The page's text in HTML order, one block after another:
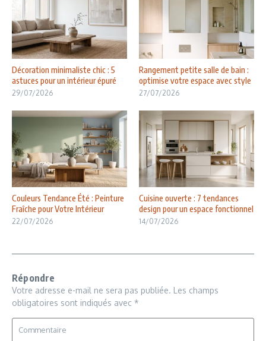
Décoration minimaliste chic : 5
astuces pour un intérieur épuré
29/07/2026
Rangement petite salle de bain :
optimise votre espace avec style
27/07/2026
Couleurs Tendance Été : Peinture
Fraîche pour Votre Intérieur
22/07/2026
Cuisine ouverte : 7 tendances
design pour un espace fonctionnel
14/07/2026
Répondre
Votre adresse e-mail ne sera pas publiée. Les champs
obligatoires sont indiqués avec *